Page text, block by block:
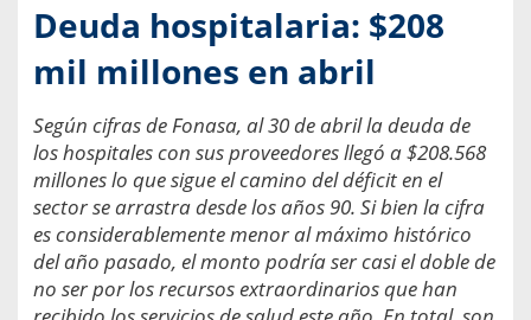
Deuda hospitalaria: $208
mil millones en abril
Según cifras de Fonasa, al 30 de abril la deuda de
los hospitales con sus proveedores llegó a $208.568
millones lo que sigue el camino del déficit en el
sector se arrastra desde los años 90. Si bien la cifra
es considerablemente menor al máximo histórico
del año pasado, el monto podría ser casi el doble de
no ser por los recursos extraordinarios que han